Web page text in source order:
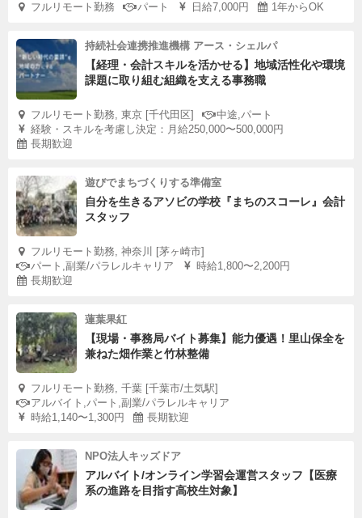
フルリモート勤務 パート 日給7,000円 1年からOK
持続社会連携推進機構 アース・シェルパ
【経理・会計スキルを活かせる】地域活性化や環境
課題に取り組む組織を支える事務職
フルリモート勤務, 東京 [千代田区]
中途,パート
経験・スキルを考慮し決定：月給250,000〜500,000円
長期歓迎
遊びでまちづくりする準備室
自分を生きるアソビの学校『まちのスコーレ』会計
スタッフ
フルリモート勤務, 神奈川 [茅ヶ崎市]
パート,副業/パラレルキャリア
時給1,800〜2,200円
長期歓迎
蓮葉果紅
【現場・事務局バイト募集】能力優遇！里山保全を
兼ねた畑作業と竹林整備
フルリモート勤務, 千葉 [千葉市/土気駅]
アルバイト,パート,副業/パラレルキャリア
時給1,140〜1,300円
長期歓迎
NPO法人キッズドア
アルバイト/オンライン学習会運営スタッフ【医療
系の進路を目指す高校生対象】